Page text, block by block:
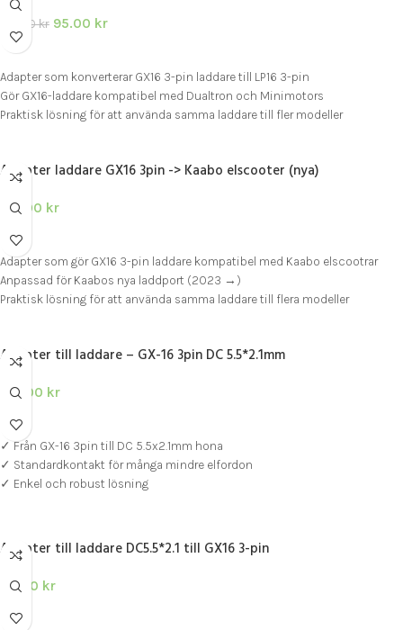
125.00kr 95.00 kr
Adapter som konverterar GX16 3-pin laddare till LP16 3-pin
Gör GX16-laddare kompatibel med Dualtron och Minimotors
Praktisk lösning för att använda samma laddare till fler modeller
Adapter laddare GX16 3pin -> Kaabo elscooter (nya)
125.00 kr
LÄGG I VARUKORG
Adapter som gör GX16 3-pin laddare kompatibel med Kaabo elscootrar
Anpassad för Kaabos nya laddport (2023 →)
Praktisk lösning för att använda samma laddare till flera modeller
Adapter till laddare – GX-16 3pin DC 5.5*2.1mm
149.00 kr
LÄGG I VARUKORG
✓ Från GX-16 3pin till DC 5.5x2.1mm hona
✓ Standardkontakt för många mindre elfordon
✓ Enkel och robust lösning
Adapter till laddare DC5.5*2.1 till GX16 3-pin
69.00 kr
LÄGG I VARUKORG